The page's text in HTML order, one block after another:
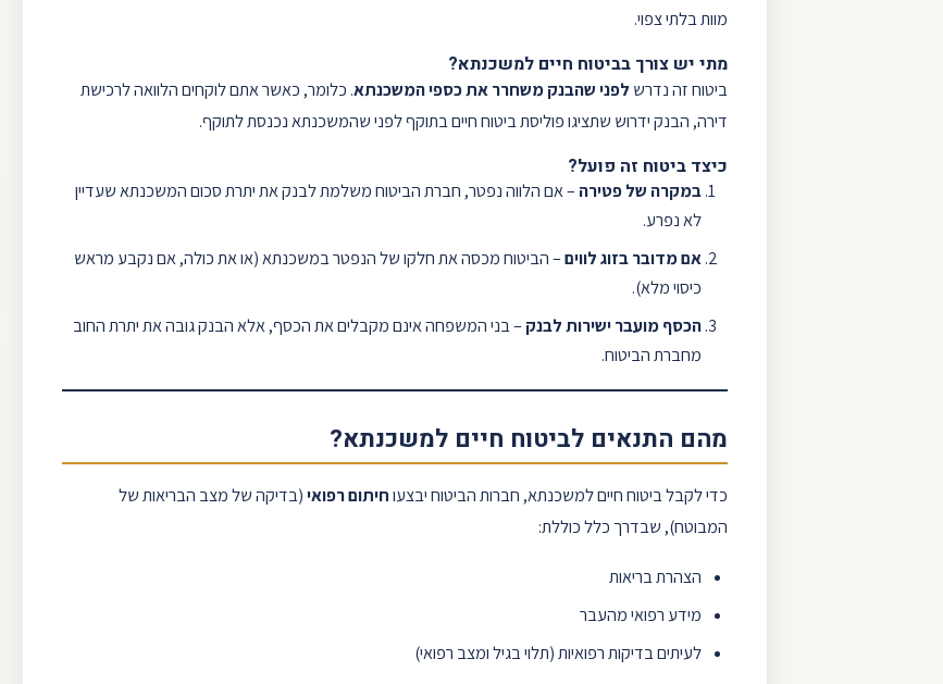
מוות בלתי צפוי.
מתי יש צורך בביטוח חיים למשכנתא?
ביטוח זה נדרש לפני שהבנק משחרר את כספי המשכנתא. כלומר, כאשר אתם לוקחים הלוואה לרכישת
דירה, הבנק ידרוש שתציגו פוליסת ביטוח חיים בתוקף לפני שהמשכנתא נכנסת לתוקף.
כיצד ביטוח זה פועל?
במקרה של פטירה – אם הלווה נפטר, חברת הביטוח משלמת לבנק את יתרת סכום המשכנתא שעדיין
לא נפרע.
אם מדובר בזוג לווים– הביטוח מכסה את חלקו של הנפטר במשכנתא (או את כולה, אם נקבע מראש
כיסוי מלא).
הכסף מועבר ישירות לבנק – בני המשפחה אינם מקבלים את הכסף, אלא הבנק גובה את יתרת החוב
מחברת הביטוח.
מהם התנאים לביטוח חיים למשכנתא?
כדי לקבל ביטוח חיים למשכנתא, חברות הביטוח יבצעוחיתום רפואי(בדיקה של מצב הבריאות של
המבוטח), שבדרך כלל כוללת:
הצהרת בריאות
מידע רפואי מהעבר
לעיתים בדיקות רפואיות (תלוי בגיל ומצב רפואי)